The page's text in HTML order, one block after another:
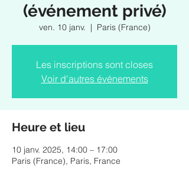
(événement privé)
ven. 10 janv.
  |
Paris (France)
Les inscriptions sont closes
Voir d'autres événements
Heure et lieu
10 janv. 2025, 14:00 – 17:00
Paris (France), Paris, France